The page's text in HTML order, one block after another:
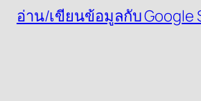
อ่าน/เขียนข้อมูลกับ Google